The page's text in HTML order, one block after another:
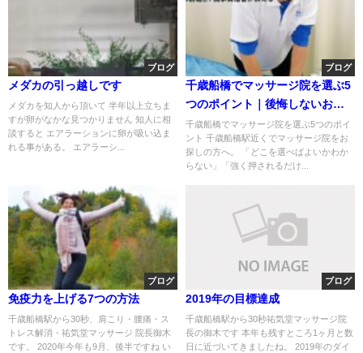
ブログ
メダカの引っ越しです
メダカを知人から頂いて 半年以上立ちま
すが卵がなかな見つかりません 知人に相
談すると エアラーションに卵が吸い込ま
れる事がある。 エアラーシ...
ブログ
千歳船橋でマッサージ院を選ぶ5
つのポイント｜後悔しないお店
選び
千歳船橋でマッサージ院を選ぶ5つのポイ
ント 千歳船橋駅近くでマッサージ院をお
探しの方へ。 「どこを選べばよいかわか
らない」「強く押されるだけ...
ブログ
免疫力を上げる7つの方法
千歳船橋駅から30秒、肩こり・腰痛・ス
トレス解消・祐気堂マッサージ 院長御木
です。 2020年今年も9月、後半ですね い
ブログ
2019年の目標達成
千歳船橋駅から30秒祐気堂マッサージ院
長の御木です 本年も残すところ1ヶ月と数
日に近づいてきましたね。 2019年のダイ